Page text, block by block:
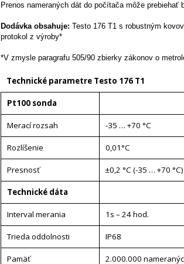
Prenos nameraných dát do počítača môže
Dodávka obsahuje: Testo 176 T1 s robustným
protokol z výroby*
*V zmysle paragrafu 505/90 zbierky zákonov o
Technické parametre Testo 176 T1
Pt100 sonda
Merací rozsah -35 … +70 °C
Rozlíšenie 0,01°C
Presnosť ±0,2 °C (-35 … +70 °C)
Technické dáta
Interval merania 1s – 24 hod.
Trieda oddolnosti IP68
Pamäť 2.000.000